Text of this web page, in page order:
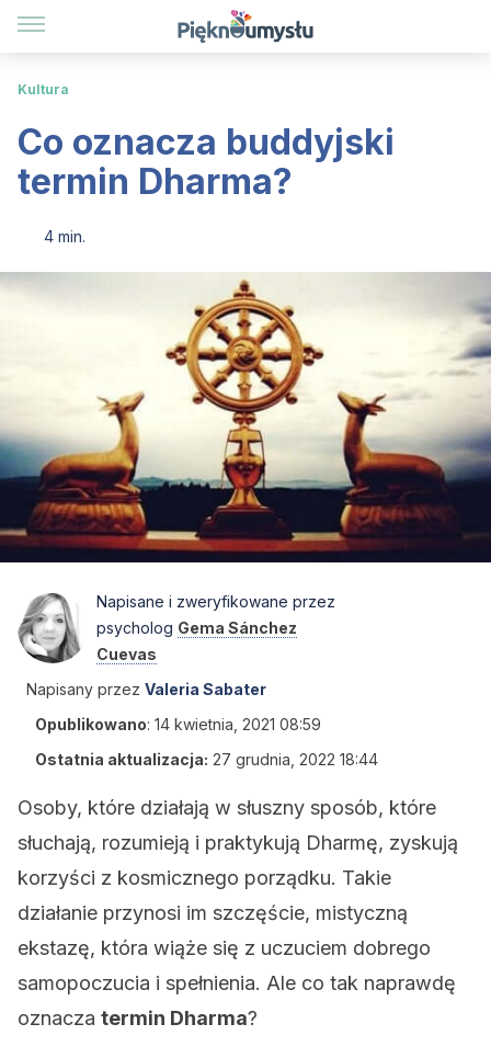
Kultura
Co oznacza buddyjski
termin Dharma?
4 min.
Napisane i zweryfikowane przez
psycholog Gema Sánchez
Cuevas
Napisany przez Valeria Sabater
Opublikowano: 14 kwietnia, 2021 08:59
Ostatnia aktualizacja: 27 grudnia, 2022 18:44
Osoby, które działają w słuszny sposób, które
słuchają, rozumieją i praktykują Dharmę, zyskują
korzyści z kosmicznego porządku. Takie
działanie przynosi im szczęście, mistyczną
ekstazę, która wiąże się z uczuciem dobrego
samopoczucia i spełnienia. Ale co tak naprawdę
oznacza termin Dharma?